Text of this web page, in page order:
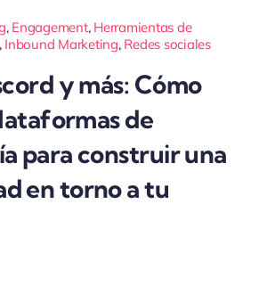
, Engagement, Herramientas de
, Inbound Marketing, Redes sociales
y más: Cómo
de
para construir una
en torno a tu